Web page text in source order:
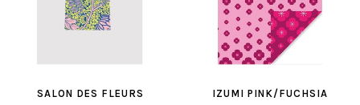
SALON DES FLEURS
IZUMI PINK/FUCHSIA